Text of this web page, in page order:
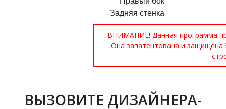
Задняя стенка
ВНИМАНИЕ! Данная программа
Она запатентована и
ВЫЗОВИТЕ ДИЗАЙНЕРА-